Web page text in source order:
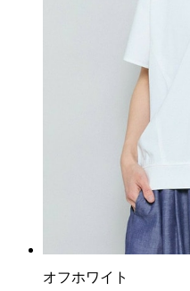
オフホワイト